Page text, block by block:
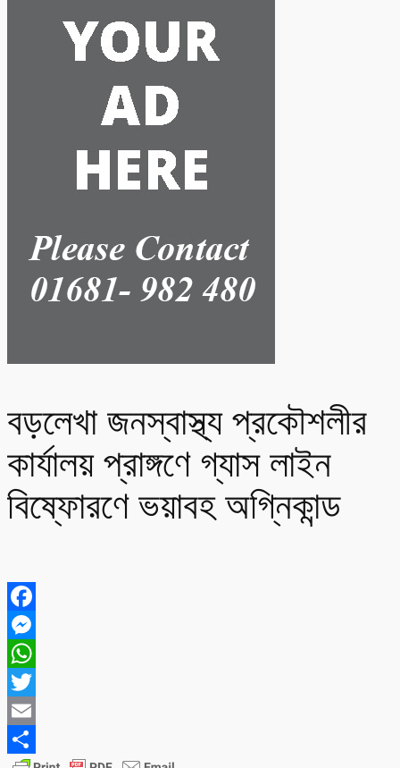
বড়লেখা জনস্বাস্থ্য প্রকৌশলীর
কার্যালয় প্রাঙ্গণে গ্যাস লাইন
বিষ্ফোরণে ভয়াবহ অগ্নিকান্ড
Facebook
Messenger
WhatsApp
Twitter
Email